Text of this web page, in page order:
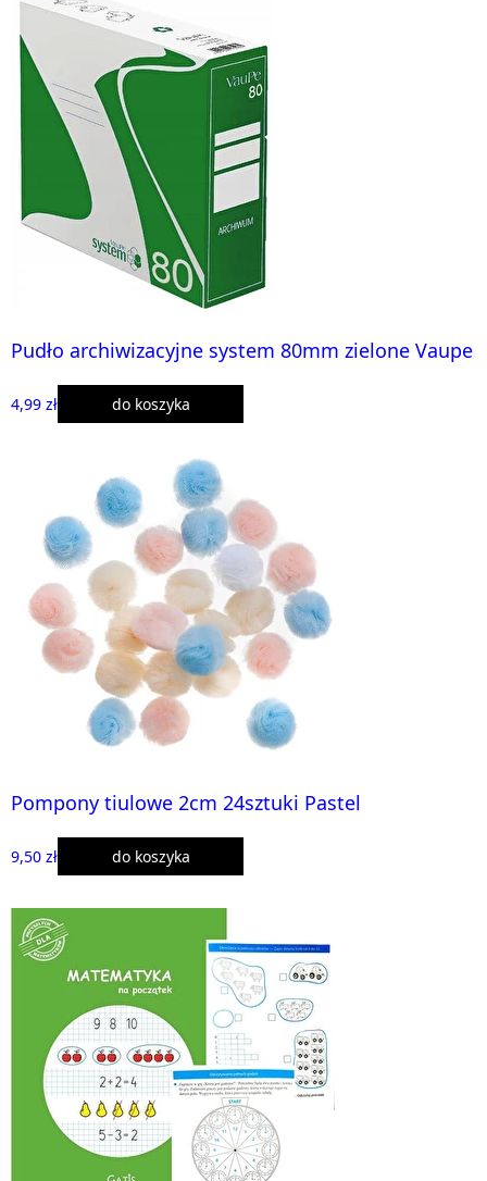
Pudło archiwizacyjne system 80mm zielone Vaupe
4,99 zł do koszyka
Pompony tiulowe 2cm 24sztuki Pastel
9,50 zł do koszyka